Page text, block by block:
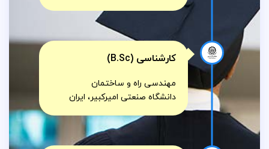
کارشناسی (B.Sc)
مهندسی راه و ساختمان
دانشگاه صنعتی امیرکبیر، ایران